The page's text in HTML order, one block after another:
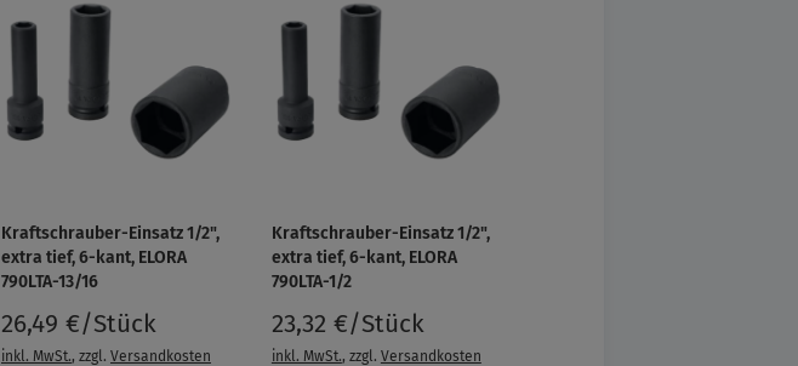
Kraftschrauber-Einsatz 1/2",
extra tief, 6-kant, ELORA
790LTA-13/16
26,49 €/Stück
inkl. MwSt., zzgl. Versandkosten
Kraftschrauber-Einsatz 1/2",
extra tief, 6-kant, ELORA
790LTA-1/2
23,32 €/Stück
inkl. MwSt., zzgl. Versandkosten